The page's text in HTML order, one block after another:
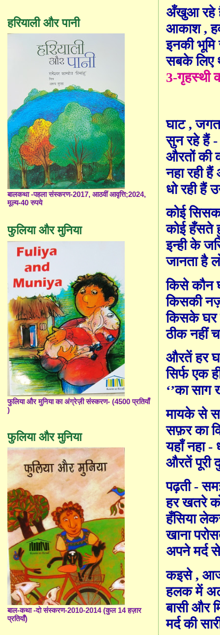
अँखुआ रहे
आकाश,
इनकी
सबके लिए
3-गृहस्थी
घाट,
सुन रहे हैं -
औरतों की
नहा रही
धो रही हैं
कोई
कोई हँसते
इन्ही के
जानता है
किसे कौन
किसकी
किसके घर
ठीक नहीं
औरतें हर
सिर्फ एक
‘’का साग
मायके से
सफ़र का
यहाँ नहा -
औरतें पूरी
पढ़ती -
हर खतरे
हँसिया
खाना
अपने मर्द
कइसे ,
हलक में
बासी और
मर्द की
हरियाली और पानी
बालकथा -पहला संस्करण-2017, आठवीं आवृत्ति;2024,
मूल्य-40 रुपये
फुलिया और मुनिया
फुलिया और मुनिया का अंग्रेज़ी संस्करण- (4500 प्रतियाँ
)
फुलिया और मुनिया
बाल-कथा -दो संस्करण-2010-2014 (कुल 14 हज़ार
प्रतियाँ)